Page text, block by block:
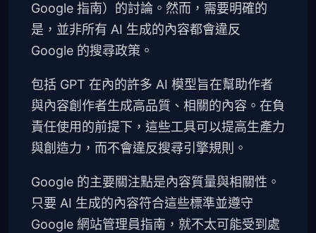
Google 指南）的討論。然而，需要明確的
是，並非所有 AI 生成的內容都會違反
Google 的搜尋政策。
包括 GPT 在內的許多 AI 模型旨在幫助作者
與內容創作者生成高品質、相關的內容。在負
責任使用的前提下，這些工具可以提高生產力
與創造力，而不會違反搜尋引擎規則。
Google 的主要關注點是內容質量與相關性。
只要 AI 生成的內容符合這些標準並遵守
Google 網站管理員指南，就不太可能受到處